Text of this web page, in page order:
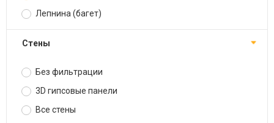
Лепнина (багет)
Стены
Без фильтрации
3D гипсовые панели
Все стены